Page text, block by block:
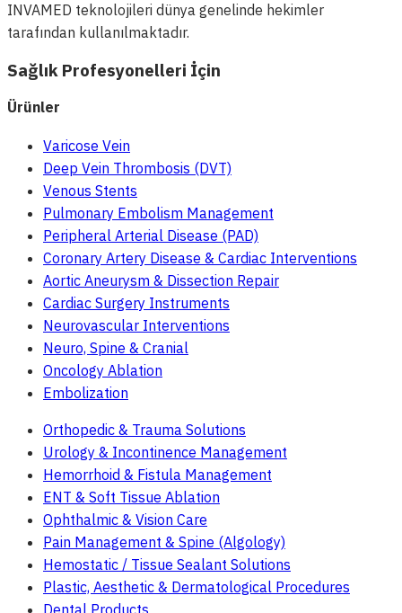
INVAMED teknolojileri dünya genelinde hekimler
tarafından kullanılmaktadır.
Sağlık Profesyonelleri İçin
Ürünler
Varicose Vein
Deep Vein Thrombosis (DVT)
Venous Stents
Pulmonary Embolism Management
Peripheral Arterial Disease (PAD)
Coronary Artery Disease & Cardiac Interventions
Aortic Aneurysm & Dissection Repair
Cardiac Surgery Instruments
Neurovascular Interventions
Neuro, Spine & Cranial
Oncology Ablation
Embolization
Orthopedic & Trauma Solutions
Urology & Incontinence Management
Hemorrhoid & Fistula Management
ENT & Soft Tissue Ablation
Ophthalmic & Vision Care
Pain Management & Spine (Algology)
Hemostatic / Tissue Sealant Solutions
Plastic, Aesthetic & Dermatological Procedures
Dental Products